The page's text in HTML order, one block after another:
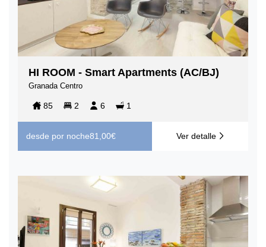
HI ROOM - Smart Apartments (AC/BJ)
Granada Centro
85 2 6 1
desde por noche81,00€ Ver detalle